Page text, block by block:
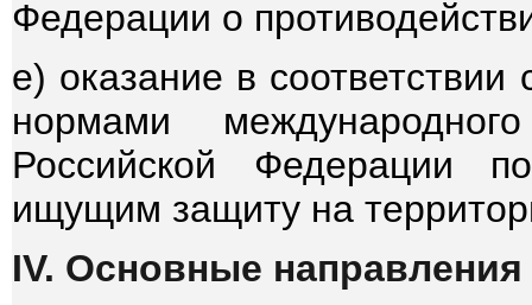
Федерации о
е) оказание в
нормами
Российской Федерации
ищущим защиту на
IV. Основные